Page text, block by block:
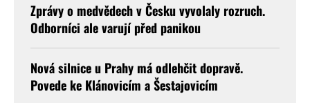
Zprávy o medvědech v Česku vyvolaly rozruch.
Odborníci ale varují před panikou
Nová silnice u Prahy má odlehčit dopravě.
Povede ke Klánovicím a Šestajovicím